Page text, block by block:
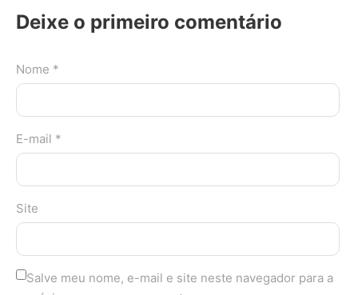
Deixe o primeiro comentário
Nome *
E-mail *
Site
Salve meu nome, e-mail e site neste navegador para a